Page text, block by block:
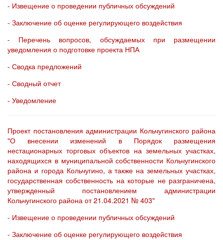
- Извещение о проведении публичных обсуждений
- Заключение об оценке регулирующего воздействия
- Перечень вопросов, обсуждаемых при размещении
уведомления о подготовке проекта НПА
- Сводка предложений
- Сводный отчет
- Уведомление
Проект постановления администрации Кольчугинского района
"О внесении изменений в Порядок размещения
нестационарных торговых объектов на земельных участках,
находящихся в муниципальной собственности Кольчугинского
района и города Кольчугино, а также на земельных участках,
государственная собственность на которые не разграничена,
утвержденный постановлением администрации
Кольчугинского района от 21.04.2021 № 403"
- Извещение о проведении публичных обсуждений
- Заключение об оценке регулирующего воздействия